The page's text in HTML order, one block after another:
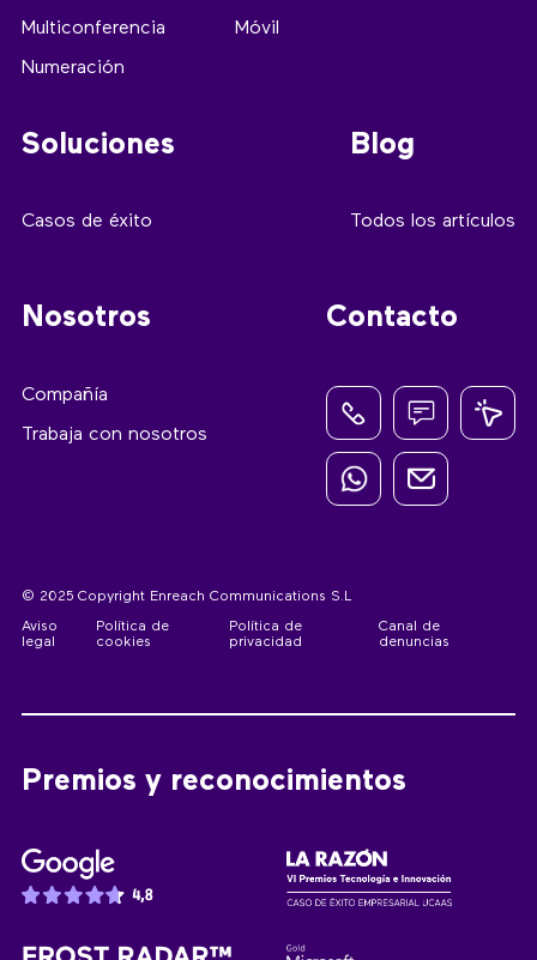
Multiconferencia
Numeración
Móvil
Soluciones
Casos de éxito
Blog
Todos los artículos
Nosotros
Compañía
Trabaja con nosotros
Contacto
© 2025 Copyright Enreach Communications S.L
Aviso
legal
Política de
cookies
Política de
privacidad
Canal de
denuncias
Premios y reconocimientos